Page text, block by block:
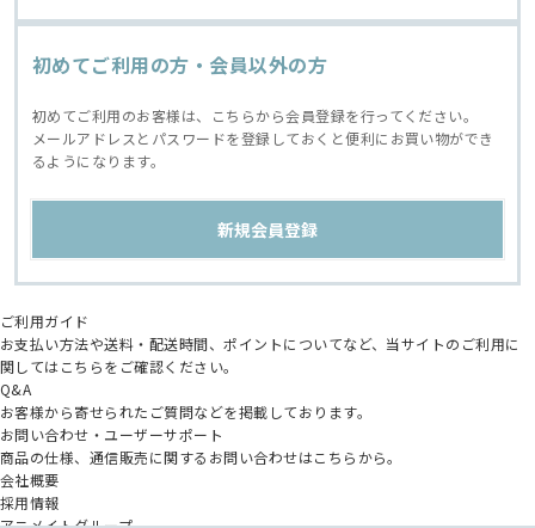
初めてご利用の方・会員以外の方
初めてご利用のお客様は、こちらから会員登録を行ってください。
メールアドレスとパスワードを登録しておくと便利にお買い物ができ
るようになります。
ご利用ガイド
お支払い方法や送料・配送時間、ポイントについてなど、当サイトのご利用に
関してはこちらをご確認ください。
Q&A
お客様から寄せられたご質問などを掲載しております。
お問い合わせ・ユーザーサポート
商品の仕様、通信販売に関するお問い合わせはこちらから。
会社概要
採用情報